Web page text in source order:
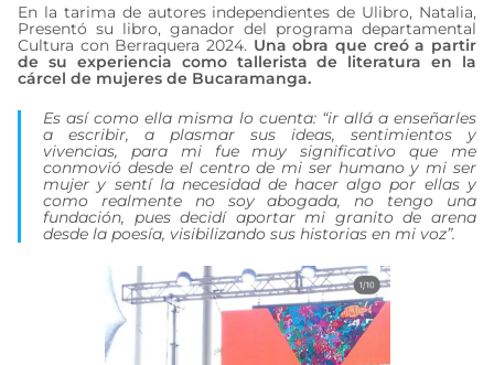
En la tarima de autores independientes de Ulibro, Natalia,
Presentó su libro, ganador del programa departamental
Cultura con Berraquera 2024. Una obra que creó a partir
de su experiencia como tallerista de literatura en la
cárcel de mujeres de Bucaramanga.
Es así como ella misma lo cuenta: “ir allá a enseñarles
a escribir, a plasmar sus ideas, sentimientos y
vivencias, para mi fue muy significativo que me
conmovió desde el centro de mi ser humano y mi ser
mujer y sentí la necesidad de hacer algo por ellas y
como realmente no soy abogada, no tengo una
fundación, pues decidí aportar mi granito de arena
desde la poesía, visibilizando sus historias en mi voz”.